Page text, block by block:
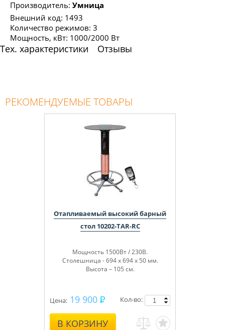
Производитель: Умница
Внешний код: 1493
Количество режимов: 3
Мощность, кВт: 1000/2000 Вт
Тех. характеристики Отзывы
РЕКОМЕНДУЕМЫЕ ТОВАРЫ
Отапливаемый высокий барный
стол 10202-TAR-RC
Мощность 1500Вт / 230В.
Столешница - 694 х 694 х 50 мм.
Высота – 105 см.
Цена: 19 900
В КОРЗИНУ
Кол-во: